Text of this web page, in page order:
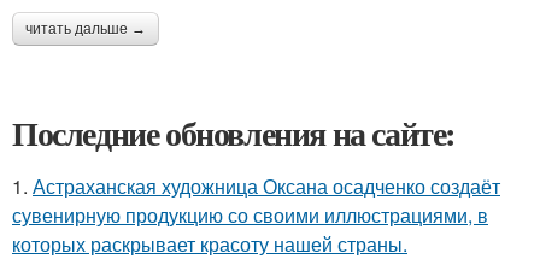
читать дальше →
Последние обновления на сайте:
1. Астраханская художница Оксана осадченко создаёт
сувенирную продукцию со своими иллюстрациями, в
которых раскрывает красоту нашей страны.